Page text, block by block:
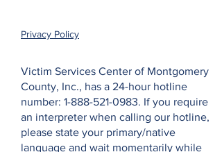
Privacy Policy
Victim Services Center of Montgomery
County, Inc., has a 24-hour hotline
number: 1-888-521-0983. If you require
an interpreter when calling our hotline,
please state your primary/native
language and wait momentarily while